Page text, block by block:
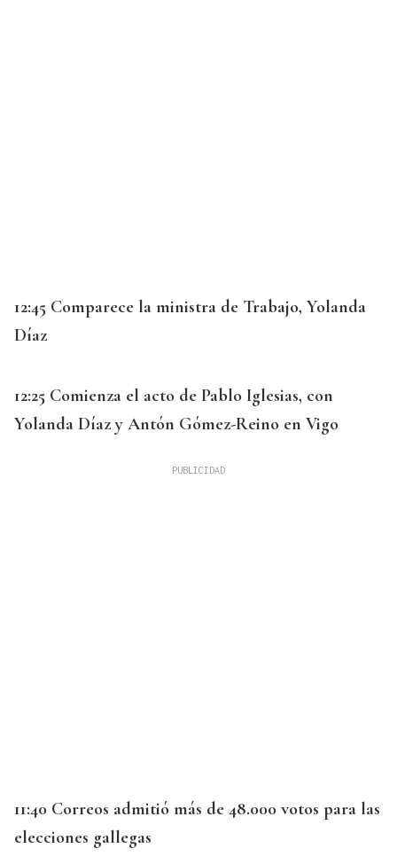
12:45 Comparece la ministra de Trabajo, Yolanda
Díaz
12:25 Comienza el acto de Pablo Iglesias, con
Yolanda Díaz y Antón Gómez-Reino en Vigo
11:40 Correos admitió más de 48.000 votos para las
elecciones gallegas